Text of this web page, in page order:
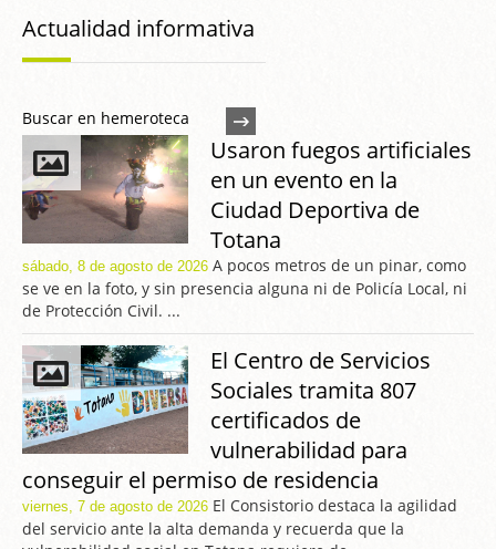
Actualidad informativa
Buscar en hemeroteca
Usaron fuegos artificiales
en un evento en la
Ciudad Deportiva de
Totana
sábado, 8 de agosto de 2026 A pocos metros de un pinar, como
se ve en la foto, y sin presencia alguna ni de Policía Local, ni
de Protección Civil. ...
El Centro de Servicios
Sociales tramita 807
certificados de
vulnerabilidad para
conseguir el permiso de residencia
viernes, 7 de agosto de 2026 El Consistorio destaca la agilidad
del servicio ante la alta demanda y recuerda que la